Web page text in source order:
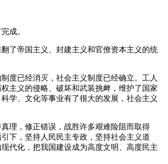
成。
了帝国主义、封建主义和官僚资本主义的统
度已经消灭，社会主义制度已经确立。工人
主义的侵略、破坏和武装挑衅，维护了国家
学、文化等事业有了很大的发展，社会主义
理，修正错误，战胜许多艰难险阻而取得
下，坚持人民民主专政，坚持社会主义道
代化，把我国建设成为高度文明、高度民主